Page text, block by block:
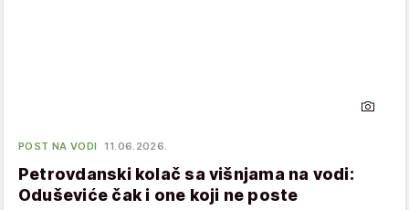
POST NA VODI 11.06.2026.
Petrovdanski kolač sa višnjama na vodi:
Oduševiće čak i one koji ne poste